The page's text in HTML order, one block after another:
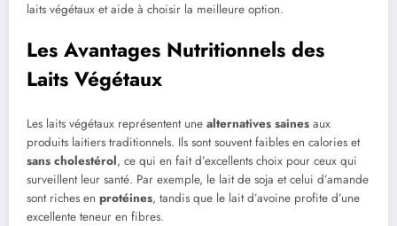
laits végétaux et aide à choisir la meilleure option.
Les Avantages Nutritionnels des
Laits Végétaux
Les laits végétaux représentent une alternatives saines aux
produits laitiers traditionnels. Ils sont souvent faibles en calories et
sans cholestérol, ce qui en fait d’excellents choix pour ceux qui
surveillent leur santé. Par exemple, le lait de soja et celui d’amande
sont riches en protéines, tandis que le lait d’avoine profite d’une
excellente teneur en fibres.